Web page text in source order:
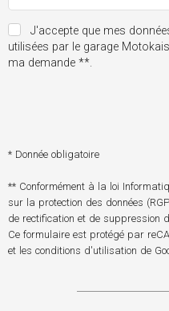
J'accepte que mes
utilisées par le garage
ma demande **.
* Donnée obligatoire
** Conformément à la loi
sur la protection des données
de rectification et de suppression
Ce formulaire est protégé par
et les conditions d'utilisation de